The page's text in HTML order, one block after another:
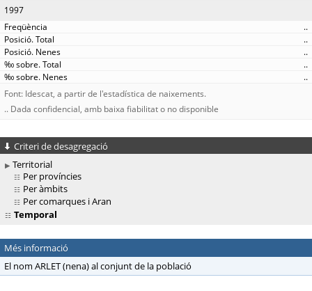
1997
..
..
..
..
..
Font: Idescat, a partir de l'estadística de naixements.
.. Dada confidencial, amb baixa fiabilitat o no disponible
Criteri de desagregació
Territorial
Per províncies
Per àmbits
Per comarques i Aran
Temporal
Més informació
El nom ARLET (nena) al conjunt de la població